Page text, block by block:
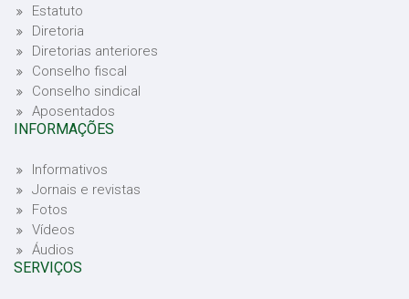
Estatuto
Diretoria
Diretorias anteriores
Conselho fiscal
Conselho sindical
Aposentados
INFORMAÇÕES
Informativos
Jornais e revistas
Fotos
Vídeos
Áudios
SERVIÇOS